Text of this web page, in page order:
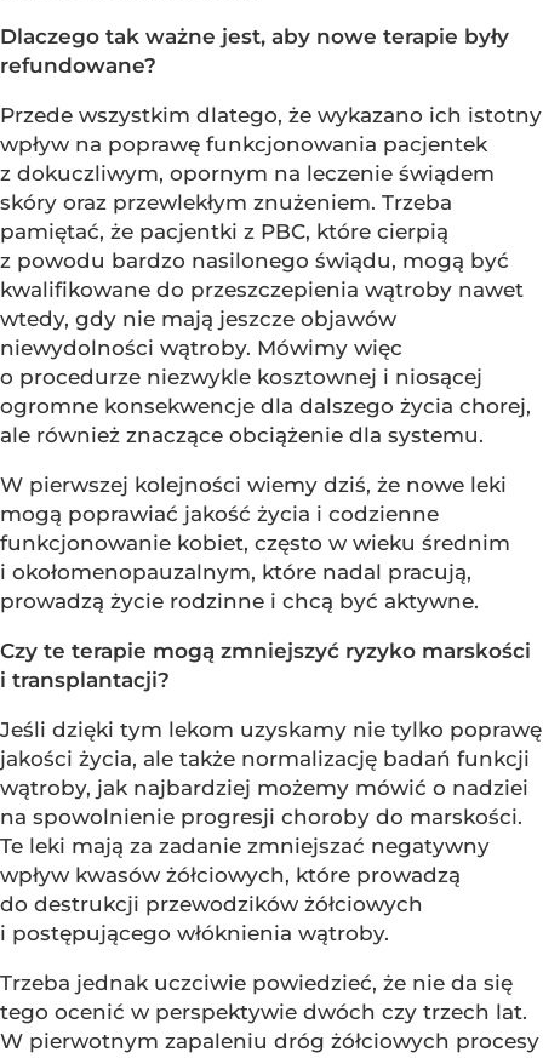
Dlaczego tak ważne jest, aby nowe terapie były
refundowane?
Przede wszystkim dlatego, że wykazano ich istotny
wpływ na poprawę funkcjonowania pacjentek
z dokuczliwym, opornym na leczenie świądem
skóry oraz przewlekłym znużeniem. Trzeba
pamiętać, że pacjentki z PBC, które cierpią
z powodu bardzo nasilonego świądu, mogą być
kwalifikowane do przeszczepienia wątroby nawet
wtedy, gdy nie mają jeszcze objawów
niewydolności wątroby. Mówimy więc
o procedurze niezwykle kosztownej i niosącej
ogromne konsekwencje dla dalszego życia chorej,
ale również znaczące obciążenie dla systemu.
W pierwszej kolejności wiemy dziś, że nowe leki
mogą poprawiać jakość życia i codzienne
funkcjonowanie kobiet, często w wieku średnim
i okołomenopauzalnym, które nadal pracują,
prowadzą życie rodzinne i chcą być aktywne.
Czy te terapie mogą zmniejszyć ryzyko marskości
i transplantacji?
Jeśli dzięki tym lekom uzyskamy nie tylko poprawę
jakości życia, ale także normalizację badań funkcji
wątroby, jak najbardziej możemy mówić o nadziei
na spowolnienie progresji choroby do marskości.
Te leki mają za zadanie zmniejszać negatywny
wpływ kwasów żółciowych, które prowadzą
do destrukcji przewodzików żółciowych
i postępującego włóknienia wątroby.
Trzeba jednak uczciwie powiedzieć, że nie da się
tego ocenić w perspektywie dwóch czy trzech lat.
W pierwotnym zapaleniu dróg żółciowych procesy